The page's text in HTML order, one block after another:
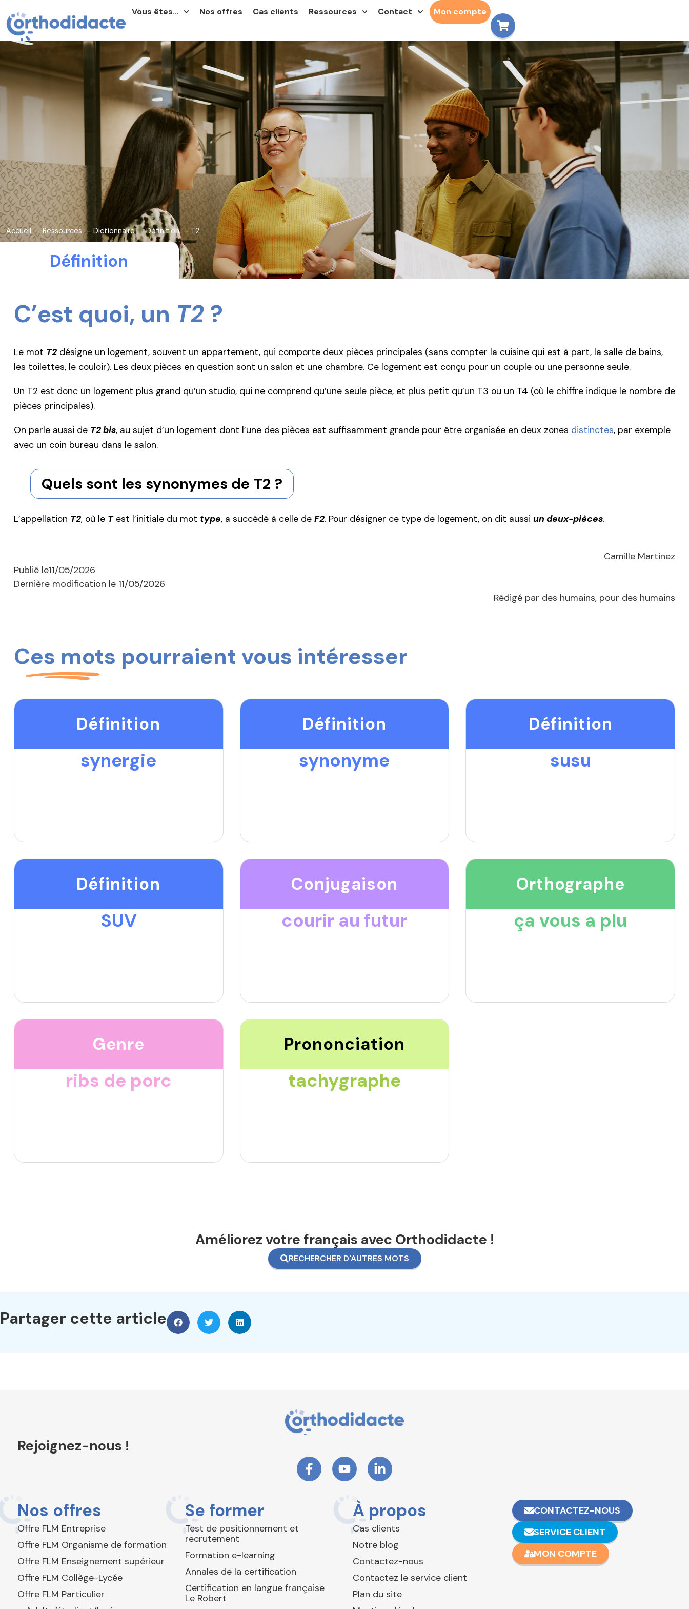
Vous êtes… Nos offres Cas clients Ressources Contact Mon compte
Accueil Ressources Dictionnaire Définition T2
Définition
C’est quoi, un T2 ?
Le mot T2 désigne un logement, souvent un appartement, qui comporte deux pièces principales (sans compter la cuisine qui est à part, la salle de bains,
les toilettes, le couloir). Les deux pièces en question sont un salon et une chambre. Ce logement est conçu pour un couple ou une personne seule.
Un T2 est donc un logement plus grand qu’un studio, qui ne comprend qu’une seule pièce, et plus petit qu’un T3 ou un T4 (où le chiffre indique le nombre de
pièces principales).
On parle aussi de T2 bis, au sujet d’un logement dont l’une des pièces est suffisamment grande pour être organisée en deux zones distinctes, par exemple
avec un coin bureau dans le salon.
Quels sont les synonymes de T2 ?
L’appellation T2, où le Test l’initiale du mot type, a succédé à celle de F2. Pour désigner ce type de logement, on dit aussi un deux-pièces.
Camille Martinez
Publié le11/05/2026
Dernière modification le 11/05/2026
Rédigé par des humains, pour des humains
Ces mots pourraient vous intéresser
Définition
synergie
Définition
synonyme
Définition
susu
Définition
SUV
Conjugaison
courir au futur
Orthographe
ça vous a plu
Genre
ribs de porc
Prononciation
tachygraphe
Améliorez votre français avec Orthodidacte !
RECHERCHER D'AUTRES MOTS
Partager cette article
Rejoignez-nous !
Nos offres
Offre FLM Entreprise
Offre FLM Organisme de formation
Offre FLM Enseignement supérieur
Offre FLM Collège-Lycée
Offre FLM Particulier
Se former
Test de positionnement et
recrutement
Formation e-learning
Annales de la certification
Certification en langue française
Le Robert
À propos
Cas clients
Notre blog
Contactez-nous
Contactez le service client
Plan du site
CONTACTEZ-NOUS
SERVICE CLIENT
MON COMPTE